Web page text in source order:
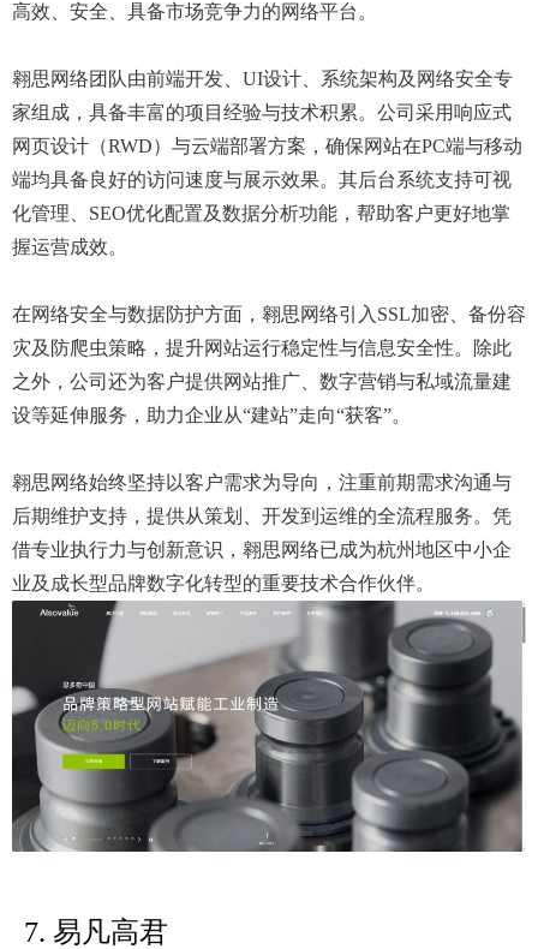
高效、安全、具备市场竞争力的网络平台。
翱思网络团队由前端开发、UI设计、系统架构及网络安全专
家组成，具备丰富的项目经验与技术积累。公司采用响应式
网页设计（RWD）与云端部署方案，确保网站在PC端与移动
端均具备良好的访问速度与展示效果。其后台系统支持可视
化管理、SEO优化配置及数据分析功能，帮助客户更好地掌
握运营成效。
在网络安全与数据防护方面，翱思网络引入SSL加密、备份容
灾及防爬虫策略，提升网站运行稳定性与信息安全性。除此
之外，公司还为客户提供网站推广、数字营销与私域流量建
设等延伸服务，助力企业从“建站”走向“获客”。
翱思网络始终坚持以客户需求为导向，注重前期需求沟通与
后期维护支持，提供从策划、开发到运维的全流程服务。凭
借专业执行力与创新意识，翱思网络已成为杭州地区中小企
业及成长型品牌数字化转型的重要技术合作伙伴。
7. 易凡高君